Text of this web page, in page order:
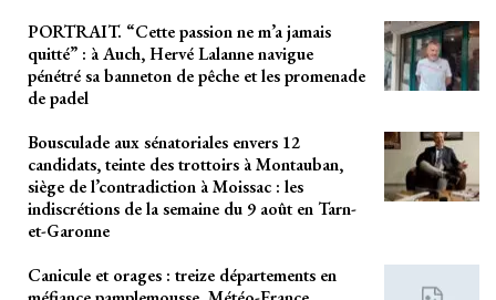
PORTRAIT. “Cette passion ne m’a jamais
quitté” : à Auch, Hervé Lalanne navigue
pénétré sa banneton de pêche et les promenade
de padel
Bousculade aux sénatoriales envers 12
candidats, teinte des trottoirs à Montauban,
siège de l’contradiction à Moissac : les
indiscrétions de la semaine du 9 août en Tarn-
et-Garonne
Canicule et orages : treize départements en